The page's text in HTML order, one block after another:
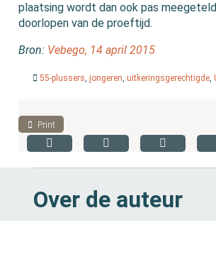
plaatsing wordt dan ook pas
doorlopen van de proeftijd.
Bron: Vebego, 14 april 2015
55-plussers, jongeren, uitkeringsgerechtigde,
Print
Over de auteur